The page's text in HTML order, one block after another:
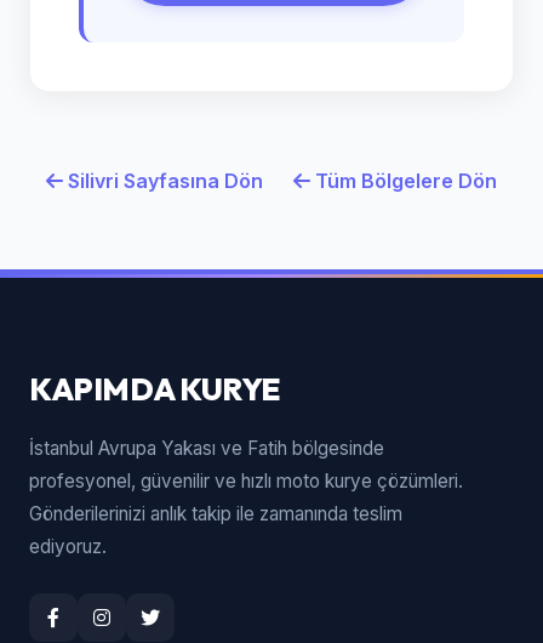
Silivri Sayfasına Dön Tüm Bölgelere Dön
KAPIMDA KURYE
İstanbul Avrupa Yakası ve Fatih bölgesinde
profesyonel, güvenilir ve hızlı moto kurye çözümleri.
Gönderilerinizi anlık takip ile zamanında teslim
ediyoruz.